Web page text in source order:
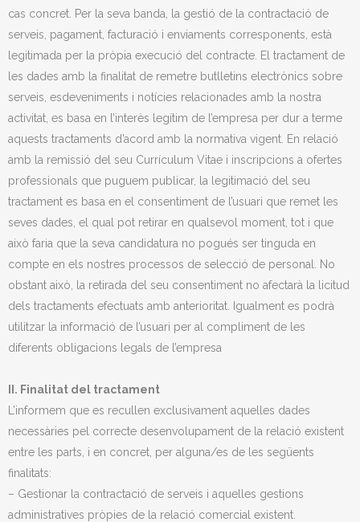
cas concret. Per la seva banda, la gestió de la contractació de
serveis, pagament, facturació i enviaments corresponents, està
legitimada per la pròpia execució del contracte. El tractament de
les dades amb la finalitat de remetre butlletins electrònics sobre
serveis, esdeveniments i notícies relacionades amb la nostra
activitat, es basa en l’interès legítim de l’empresa per dur a terme
aquests tractaments d’acord amb la normativa vigent. En relació
amb la remissió del seu Currículum Vitae i inscripcions a ofertes
professionals que puguem publicar, la legitimació del seu
tractament es basa en el consentiment de l’usuari que remet les
seves dades, el qual pot retirar en qualsevol moment, tot i que
això faria que la seva candidatura no pogués ser tinguda en
compte en els nostres processos de selecció de personal. No
obstant això, la retirada del seu consentiment no afectarà la licitud
dels tractaments efectuats amb anterioritat. Igualment es podrà
utilitzar la informació de l’usuari per al compliment de les
diferents obligacions legals de l’empresa
II. Finalitat del tractament
L’informem que es recullen exclusivament aquelles dades
necessàries pel correcte desenvolupament de la relació existent
entre les parts, i en concret, per alguna/es de les següents
finalitats:
– Gestionar la contractació de serveis i aquelles gestions
administratives pròpies de la relació comercial existent.